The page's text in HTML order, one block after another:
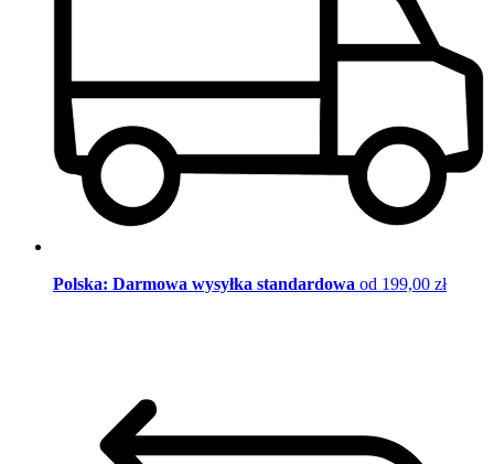
Polska: Darmowa wysyłka standardowa od 199,00 zł